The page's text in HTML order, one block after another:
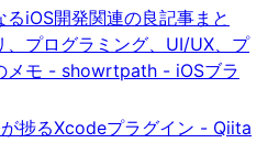
iOS開発関連の良記事まと
、プログラミング、UI/UX、プ
メモ - showrtpath - iOSブラ
捗るXcodeプラグイン - Qiita